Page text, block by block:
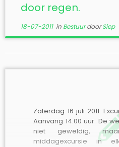
door regen.
18-07-2011in BestuurdoorSiep
Zaterdag 16 juli 2011:
Aanvang 14.00 uur. De
niet geweldig,
middagexcursie in